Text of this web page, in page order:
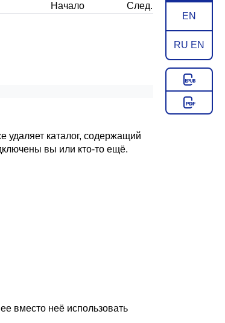
EN
RU EN
Начало След.
удаляет каталог, содержащий
вы или кто-то ещё.
вместо неё использовать